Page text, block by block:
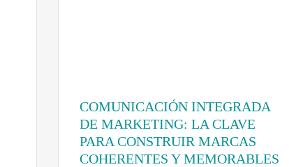
COMUNICACIÓN INTEGRADA
DE MARKETING: LA CLAVE
PARA CONSTRUIR MARCAS
COHERENTES Y MEMORABLES